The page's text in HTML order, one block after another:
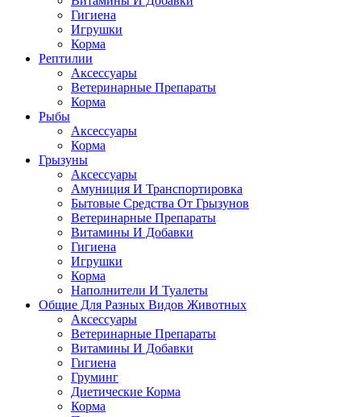
Гигиена
Игрушки
Корма
Рептилии
Аксессуары
Ветеринарные Препараты
Корма
Рыбы
Аксессуары
Корма
Грызуны
Аксессуары
Амуниция И Транспортировка
Бытовые Средства От Грызунов
Ветеринарные Препараты
Витамины И Добавки
Гигиена
Игрушки
Корма
Наполнители И Туалеты
Общие Для Разных Видов Животных
Аксессуары
Ветеринарные Препараты
Витамины И Добавки
Гигиена
Груминг
Диетические Корма
Корма